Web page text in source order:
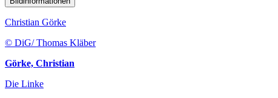
Christian Görke
© DiG/ Thomas Kläber
Görke, Christian
Die Linke